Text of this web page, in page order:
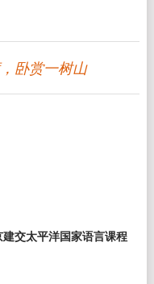
卧赏一树山
交太平洋国家语言课程